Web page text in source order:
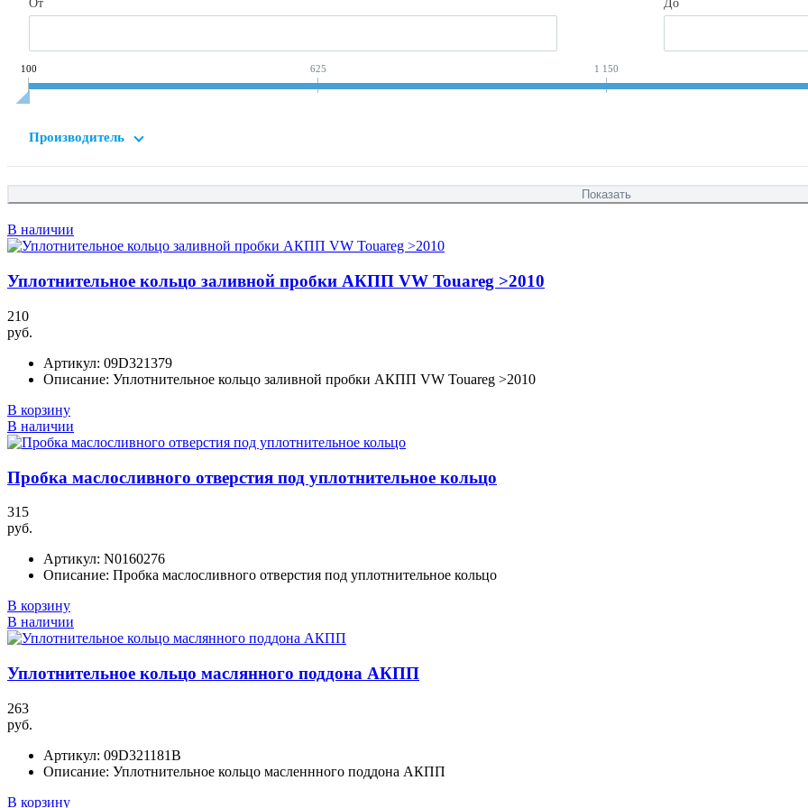
От До
100 625 1 150
Производитель
В наличии
Уплотнительное кольцо заливной пробки АКПП VW Touareg >2010
210
руб.
Артикул: 09D321379
Описание: Уплотнительное кольцо заливной пробки АКПП VW Touareg >2010
В корзину
В наличии
Пробка маслосливного отверстия под уплотнительное кольцо
315
руб.
Артикул: N0160276
Описание: Пробка маслосливного отверстия под уплотнительное кольцо
В корзину
В наличии
Уплотнительное кольцо маслянного поддона АКПП
263
руб.
Артикул: 09D321181B
Описание: Уплотнительное кольцо масленнного поддона АКПП
В корзину